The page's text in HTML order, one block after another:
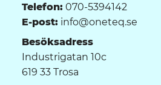
Telefon: 070-5394142
E-post: info@oneteq.se
Besöksadress
Industrigatan 10c
619 33 Trosa